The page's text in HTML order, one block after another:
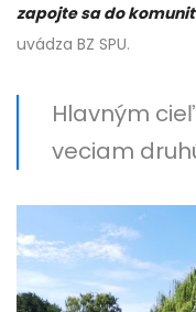
zapojte sa do
uvádza BZ SPU.
Hlavným
veciam